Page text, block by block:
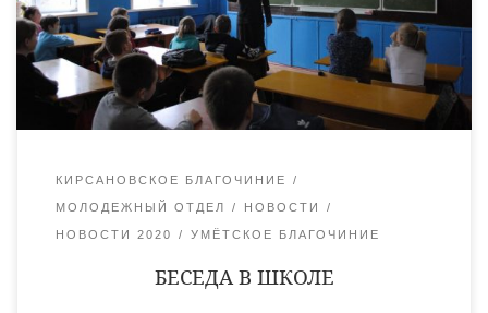
района иеромонахом Питиримом (Суховым). Отец Питирим
рассказал ребятам насколько опасно увлекаться спиритизмом.
На ярком жизненном примере батюшка пояснил, что
подобные занятия не только не являются православным […]
КИРСАНОВСКОЕ БЛАГОЧИНИЕ
МОЛОДЕЖНЫЙ ОТДЕЛ НОВОСТИ
НОВОСТИ 2020 УМЁТСКОЕ БЛАГОЧИНИЕ
БЕСЕДА В ШКОЛЕ